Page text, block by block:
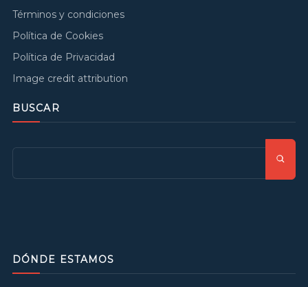
Términos y condiciones
Política de Cookies
Política de Privacidad
Image credit attribution
BUSCAR
DÓNDE ESTAMOS